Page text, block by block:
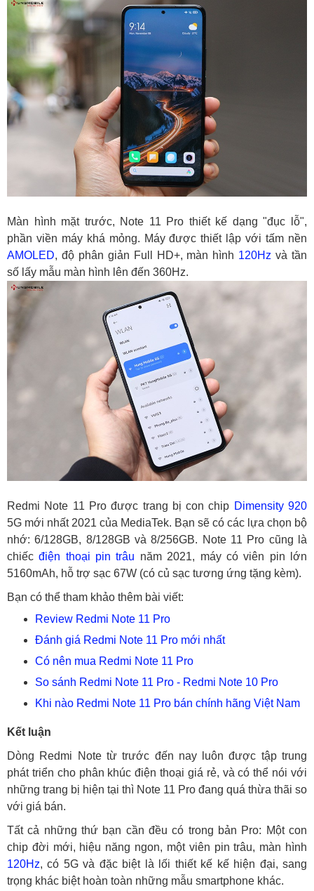
Màn hình mặt trước, Note 11 Pro thiết kế dạng "đục lỗ",
phần viền máy khá mỏng. Máy được thiết lập với tấm nền
AMOLED, độ phân giản Full HD+, màn hình 120Hz và tần
số lấy mẫu màn hình lên đến 360Hz.
Redmi Note 11 Pro được trang bị con chip Dimensity 920
5G mới nhất 2021 của MediaTek. Bạn sẽ có các lựa chọn bộ
nhớ: 6/128GB, 8/128GB và 8/256GB. Note 11 Pro cũng là
chiếcđiện thoại pin trâu năm 2021, máy có viên pin lớn
5160mAh, hỗ trợ sạc 67W (có củ sạc tương ứng tặng kèm).
Bạn có thể tham khảo thêm bài viết:
Review Redmi Note 11 Pro
Đánh giá Redmi Note 11 Pro mới nhất
Có nên mua Redmi Note 11 Pro
So sánh Redmi Note 11 Pro - Redmi Note 10 Pro
Khi nào Redmi Note 11 Pro bán chính hãng Việt Nam
Kết luận
Dòng Redmi Note từ trước đến nay luôn được tập trung
phát triển cho phân khúc điện thoại giá rẻ, và có thể nói với
những trang bị hiện tại thì Note 11 Pro đang quá thừa thãi so
với giá bán.
Tất cả những thứ bạn cần đều có trong bản Pro: Một con
chip đời mới, hiệu năng ngon, một viên pin trâu, màn hình
120Hz, có 5G và đặc biệt là lối thiết kế kế hiện đại, sang
trọng khác biệt hoàn toàn những mẫu smartphone khác.